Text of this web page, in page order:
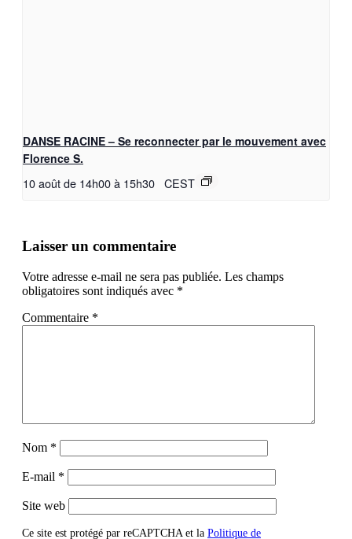
DANSE RACINE – Se reconnecter par le mouvement avec
Florence S.
10 août de 14h00à 15h30 CEST
Laisser un commentaire
Votre adresse e-mail ne sera pas publiée. Les champs
obligatoires sont indiqués avec *
Commentaire *
Nom *
E-mail *
Site web
Ce site est protégé par reCAPTCHA et la Politique de